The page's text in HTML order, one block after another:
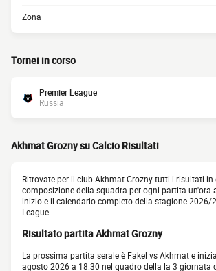
Zona
Tornei in corso
Premier League
Russia
Akhmat Grozny su Calcio Risultati
Ritrovate per il club Akhmat Grozny tutti i risultati in
composizione della squadra per ogni partita un'ora
inizio e il calendario completo della stagione 2026/
League.
Risultato partita Akhmat Grozny
La prossima partita serale è Fakel vs Akhmat e
agosto 2026 a 18:30 nel quadro della la 3 giornata